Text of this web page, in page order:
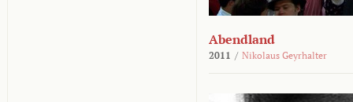
Abendland
2011 / Nikolaus Geyrhalter